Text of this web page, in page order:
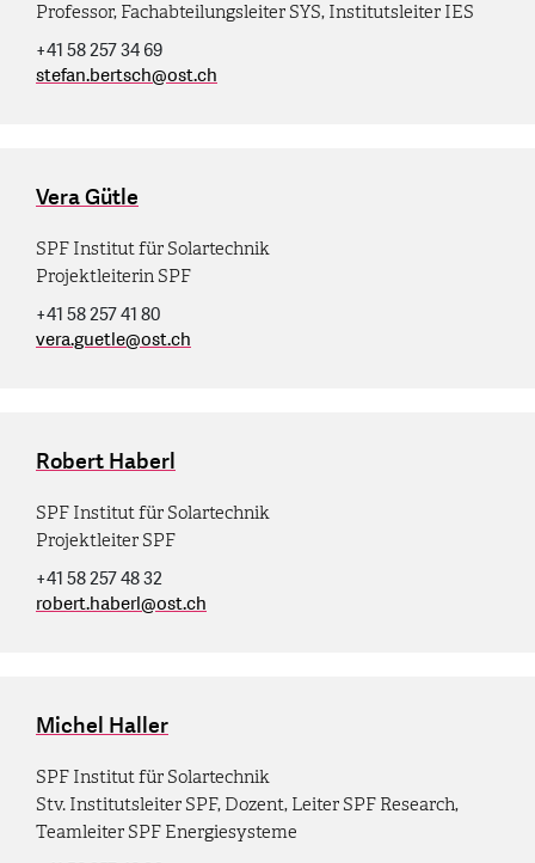
Professor, Fachabteilungsleiter SYS, Institutsleiter IES
+41 58 257 34 69
stefan.bertsch@ost.ch
Vera Gütle
SPF Institut für Solartechnik
Projektleiterin SPF
+41 58 257 41 80
vera.guetle@ost.ch
Robert Haberl
SPF Institut für Solartechnik
Projektleiter SPF
+41 58 257 48 32
robert.haberl@ost.ch
Michel Haller
SPF Institut für Solartechnik
Stv. Institutsleiter SPF, Dozent, Leiter SPF Research,
Teamleiter SPF Energiesysteme